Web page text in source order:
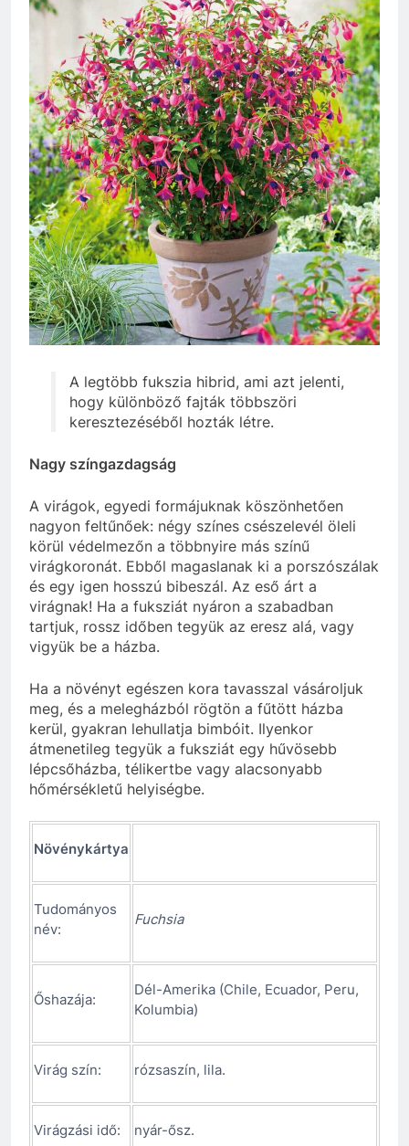
A legtöbb fukszia hibrid, ami azt jelenti,
hogy különböző fajták többszöri
keresztezéséből hozták létre.
Nagy színgazdagság
A virágok, egyedi formájuknak köszönhetően
nagyon feltűnőek: négy színes csészelevél öleli
körül védelmezőn a többnyire más színű
virágkoronát. Ebből magaslanak ki a porszószálak
és egy igen hosszú bibeszál. Az eső árt a
virágnak! Ha a fuksziát nyáron a szabadban
tartjuk, rossz időben tegyük az eresz alá, vagy
vigyük be a házba.
Ha a növényt egészen kora tavasszal vásároljuk
meg, és a melegházból rögtön a fűtött házba
kerül, gyakran lehullatja bimbóit. Ilyenkor
átmenetileg tegyük a fuksziát egy hűvösebb
lépcsőházba, télikertbe vagy alacsonyabb
hőmérsékletű helyiségbe.
Növénykártya
Tudományos
név:
Fuchsia
Őshazája:
Dél-Amerika (Chile, Ecuador, Peru,
Kolumbia)
Virág szín: rózsaszín, lila.
Virágzási idő: nyár-ősz.